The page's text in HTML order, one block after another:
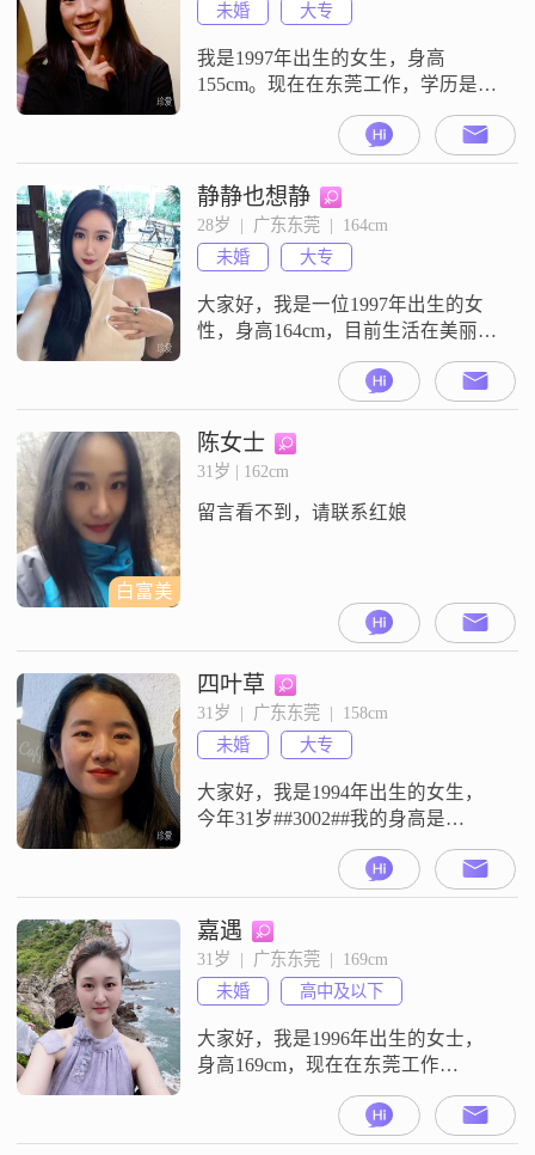
未婚
大专
我是1997年出生的女生，身高
155cm。现在在东莞工作，学历是大
专，月收入在8001到12000元这个范
围。我是一个真诚可靠的人，平时
也习惯真诚沟通，觉得两个人相处
最重要的就是坦诚。我平时比较注
重细节，也很注重生活品质，希望
把日子过得舒服自在。我有游泳这
个爱好，也体验过潜水。另外我还
喜欢做旅行攻略，每次出门前都会
仔细
静静也想静
28岁  |  广东东莞  |  164cm
未婚
大专
大家好，我是一位1997年出生的女
性，身高164cm，目前生活在美丽的
东莞。我拥有大学本科学历，在工
作中努力进取，月薪在12001到
20000元之间。我性格独立自信，乐
观积极，总是享受当下的每一刻。
生活中，我非常注重自我提升和生
自然的魅力；也喜欢瑜伽塑形，保
白富美
陈女士
31岁 | 162cm
留言看不到，请联系红娘
四叶草
31岁  |  广东东莞  |  158cm
未婚
大专
大家好，我是1994年出生的女生，
今年31岁##3002##我的身高是
158cm##3002##我现在在东莞工作生
活##3002##我的学历是大专
##3002##我的月收入在12001元到
20000元之间##3002##我是一个乐观
积极的人，平时热爱生活##3002##
我的性格随和，比较容易相处
##3002##我觉得自
嘉遇
31岁  |  广东东莞  |  169cm
未婚
高中及以下
大家好，我是1996年出生的女士，
身高169cm，现在在东莞工作
##3002##我的月收入在12001到
20000元之间，学历是高中及以下
##3002##我是一个乐观积极的人，